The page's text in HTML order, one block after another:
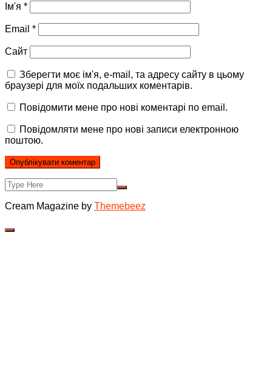
Ім'я *
Email *
Сайт
Зберегти моє ім'я, e-mail, та адресу сайту в цьому
браузері для моїх подальших коментарів.
Повідомити мене про нові коментарі по email.
Повідомляти мене про нові записи електронною
поштою.
Cream Magazine by Themebeez